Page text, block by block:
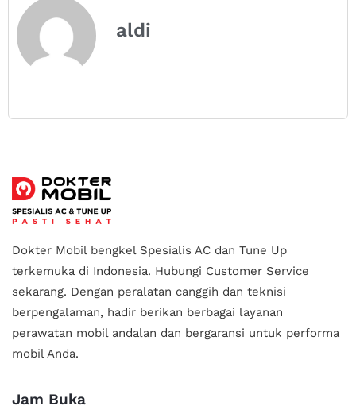
aldi
Dokter Mobil bengkel Spesialis AC dan Tune Up
terkemuka di Indonesia. Hubungi Customer Service
sekarang. Dengan peralatan canggih dan teknisi
berpengalaman, hadir berikan berbagai layanan
perawatan mobil andalan dan bergaransi untuk performa
mobil Anda.
Jam Buka